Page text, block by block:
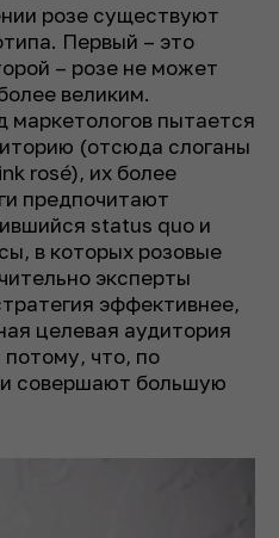
розе существуют
Первый – это
– розе не может
великим.
маркетологов пытается
(отсюда слоганы
rosé), их более
предпочитают
status quo и
в которых розовые
эксперты
эффективнее,
целевая аудитория
потому, что, по
совершают большую